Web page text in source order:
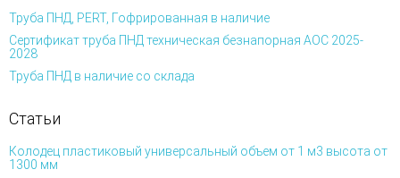
Труба ПНД, PERT, Гофрированная в наличие
Сертификат труба ПНД техническая безнапорная АОС 2025-
2028
Труба ПНД в наличие со склада
Статьи
Колодец пластиковый универсальный объем от 1 м3 высота от
1300 мм